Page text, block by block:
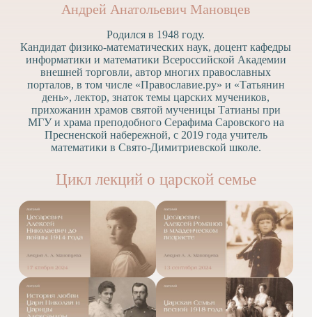
Андрей Анатольевич Мановцев
Родился в 1948 году.
Кандидат физико-математических наук, доцент кафедры
информатики и математики Всероссийской Академии
внешней торговли, автор многих православных
порталов, в том числе «Православие.ру» и «Татьянин
день», лектор, знаток темы царских мучеников,
прихожанин храмов святой мученицы Татианы при
МГУ и храма преподобного Серафима Саровского на
Пресненской набережной, с 2019 года учитель
математики в Свято-Димитриевской школе.
Цикл лекций о царской семье